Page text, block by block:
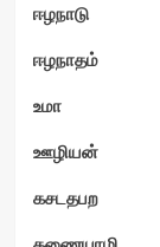
ஈழநாடு
ஈழநாதம்
உமா
ஊழியன்
கசடதபற